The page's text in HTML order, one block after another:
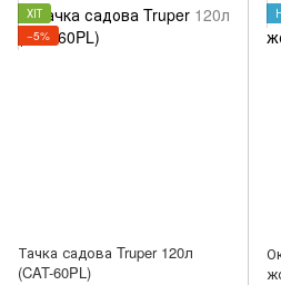
ХІТ
−5%
Тачка садова Truper 120л
(CAT-60PL)